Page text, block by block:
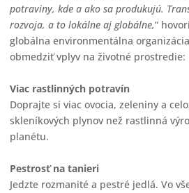
potraviny, kde a ako sa produkujú.
rozvoja, a to lokálne aj globálne,“
globálna environmentálna
obmedziť vplyv na životné prostredie:
Viac rastlinných potravín
Doprajte si viac ovocia, zeleniny a
skleníkových plynov než rastlinná
planétu.
Pestrosť na tanieri
Jedzte rozmanité a pestré jedlá. Vo